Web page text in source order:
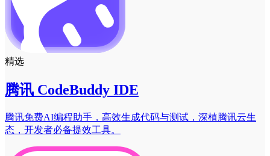
精选
腾讯 CodeBuddy IDE
腾讯免费AI编程助手，高效生成代码与测试，深植腾讯云生
态，开发者必备提效工具。